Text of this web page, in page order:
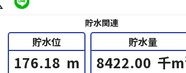
貯水関連
貯水位
176.18 m
貯水量
8422.00 千